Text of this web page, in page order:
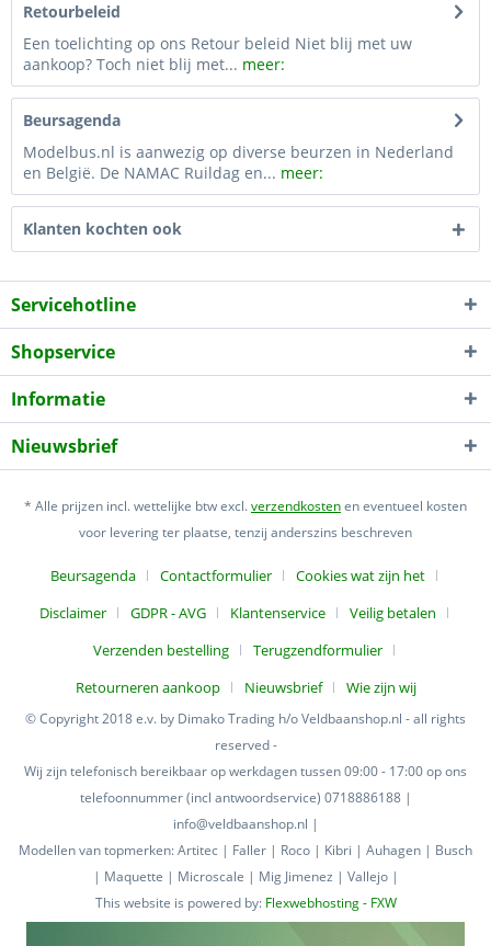
Retourbeleid
Een toelichting op ons Retour beleid Niet blij met uw
aankoop? Toch niet blij met... meer:
Beursagenda
Modelbus.nl is aanwezig op diverse beurzen in Nederland
en België. De NAMAC Ruildag en... meer:
Klanten kochten ook
Servicehotline
Shopservice
Informatie
Nieuwsbrief
* Alle prijzen incl. wettelijke btw excl.verzendkostenen eventueel kosten
voor levering ter plaatse, tenzij anderszins beschreven
Beursagenda Contactformulier
Cookies wat zijn het
Disclaimer
GDPR - AVG Klantenservice
Veilig betalen
Verzenden bestelling
Terugzendformulier
Retourneren aankoop
Nieuwsbrief Wie zijn wij
© Copyright 2018 e.v. by Dimako Trading h/o Veldbaanshop.nl - all rights
reserved -
Wij zijn telefonisch bereikbaar op werkdagen tussen 09:00 - 17:00 op ons
telefoonnummer (incl antwoordservice) 0718886188 |
info@veldbaanshop.nl |
Modellen van topmerken: Artitec | Faller | Roco | Kibri | Auhagen | Busch
| Maquette | Microscale | Mig Jimenez | Vallejo |
This website is powered by: Flexwebhosting - FXW